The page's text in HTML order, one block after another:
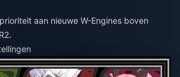
aan nieuwe W-Engines boven